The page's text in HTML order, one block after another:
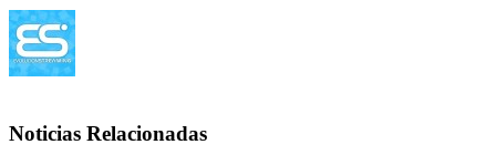
Noticias Relacionadas